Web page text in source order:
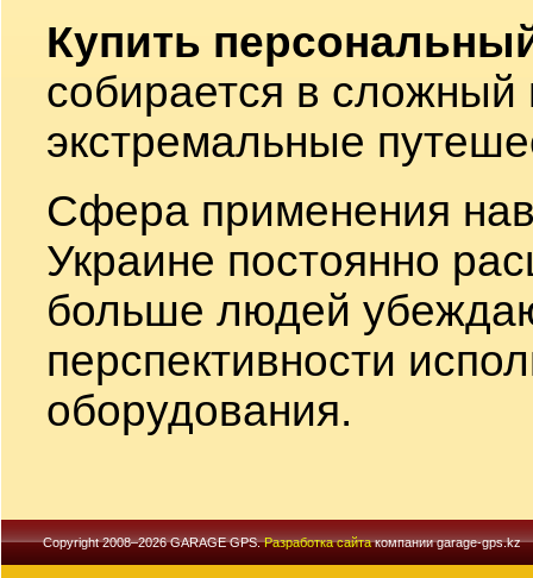
Купить
собирается в
экстремальные
Сфера применения
Украине постоянно
больше людей
перспективности
оборудования.
Copyright 2008–2026 GARAGE GPS.Разработка сайтакомпании garage-gps.kz